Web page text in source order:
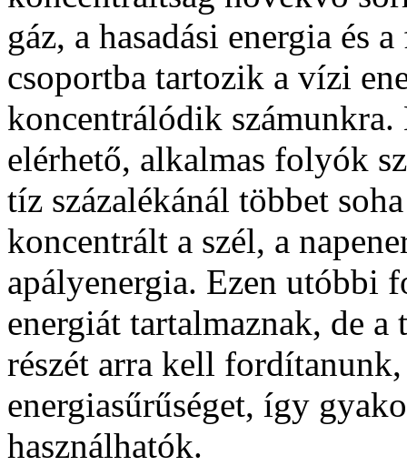
gáz, a hasadási energia és
csoportba tartozik a vízi
koncentrálódik számunkra.
elérhető, alkalmas folyók
tíz százalékánál többet
koncentrált a szél, a
apályenergia. Ezen utóbbi
energiát tartalmaznak, de
részét arra kell
energiasűrűséget, így
használhatók.